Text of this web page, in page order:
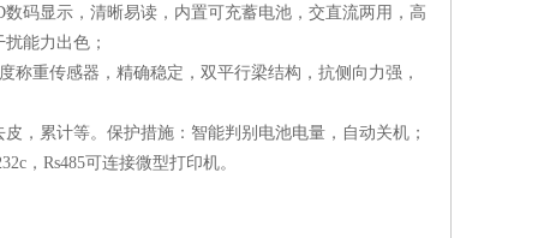
码显示，清晰易读，内置可充蓄电池，交直流两用，高
能力出色；
称重传感器，精确稳定，双平行梁结构，抗侧向力强，
，累计等。保护措施：智能判别电池电量，自动关机；
，Rs485可连接微型打印机。